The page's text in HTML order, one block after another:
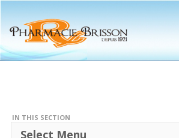
IN THIS SECTION
Select Menu
CONTACTEZ-NOUS